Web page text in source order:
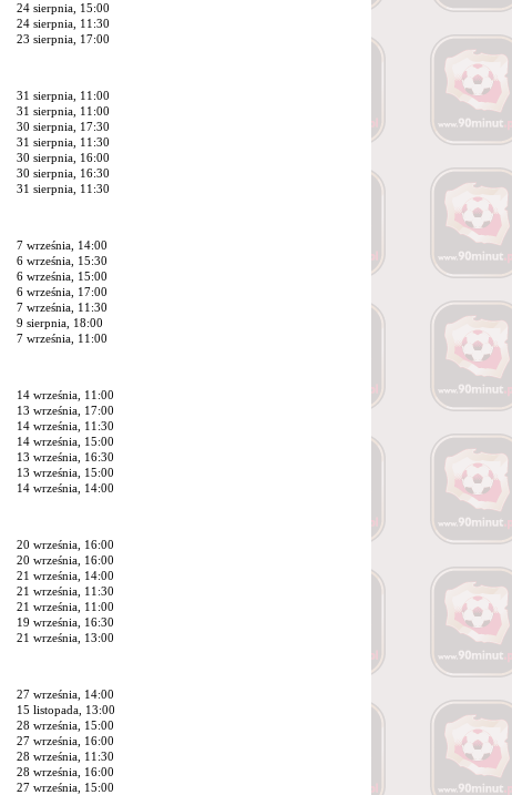
24 sierpnia, 15:00
24 sierpnia, 11:30
23 sierpnia, 17:00
31 sierpnia, 11:00
31 sierpnia, 11:00
30 sierpnia, 17:30
31 sierpnia, 11:30
30 sierpnia, 16:00
30 sierpnia, 16:30
31 sierpnia, 11:30
7 września, 14:00
6 września, 15:30
6 września, 15:00
6 września, 17:00
7 września, 11:30
9 sierpnia, 18:00
7 września, 11:00
14 września, 11:00
13 września, 17:00
14 września, 11:30
14 września, 15:00
13 września, 16:30
13 września, 15:00
14 września, 14:00
20 września, 16:00
20 września, 16:00
21 września, 14:00
21 września, 11:30
21 września, 11:00
19 września, 16:30
21 września, 13:00
27 września, 14:00
15 listopada, 13:00
28 września, 15:00
27 września, 16:00
28 września, 11:30
28 września, 16:00
27 września, 15:00